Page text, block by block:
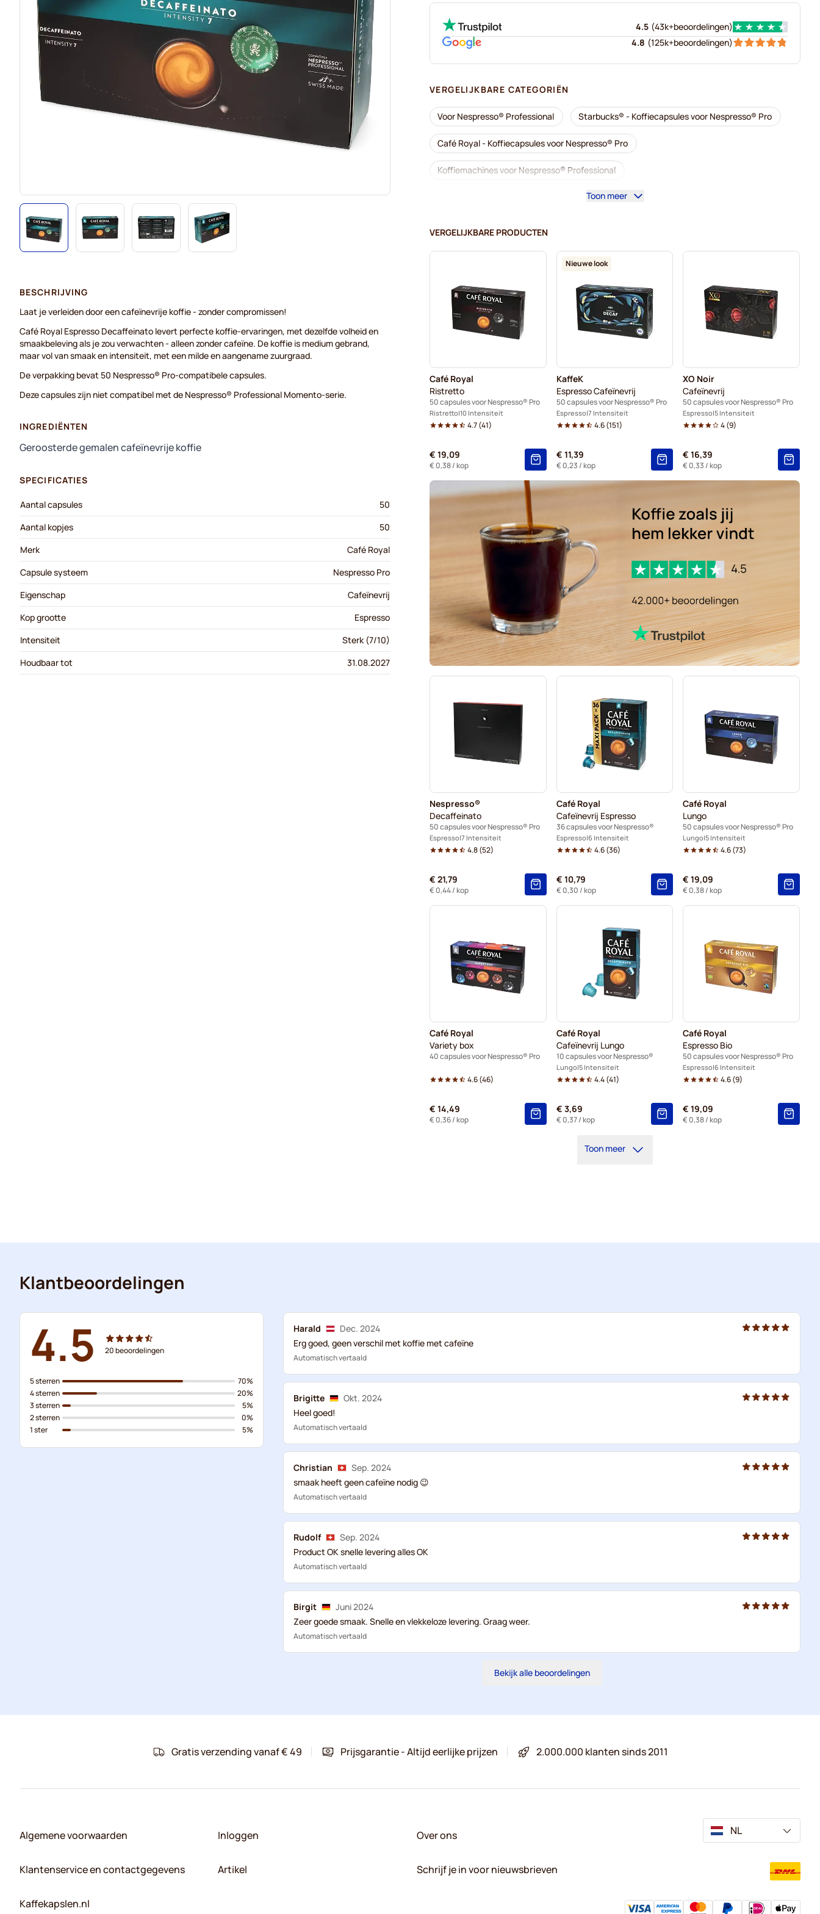
4.5 (43k+beoordelingen)
4.8 (125k+beoordelingen)
VERGELIJKBARE CATEGORIËN
Voor Nespresso® Professional Starbucks® - Koffiecapsules voor Nespresso® Pro
Café Royal - Koffiecapsules voor Nespresso® Pro
Koffiemachines voor Nespresso® Professional
Accessoires voor Nespresso® Professional
Ontkalken en onderhoud voor Nespresso® Pro Capsules voor Nespresso® Pro
Kaffekapslen voor Nespresso® Professional
Toon meer
VERGELIJKBARE PRODUCTEN
Café Royal
Ristretto
50 capsules voor Nespresso® Pro
Ristretto 10 Intensiteit
4.7(41)
€ 19,09
€ 0,38/ kop
Nieuwe look
KaffeK
Espresso Cafeïnevrij
50 capsules voor Nespresso® Pro
Espresso 7 Intensiteit
4.6(151)
€ 11,39
€ 0,23 / kop
XO Noir
Cafeïnevrij
50 capsules voor Nespresso® Pro
Espresso 5 Intensiteit
4(9)
€ 16,39
€ 0,33 / kop
Nespresso®
Decaffeinato
50 capsules voor Nespresso® Pro
Espresso 7 Intensiteit
4.8(52)
€ 21,79
€ 0,44/ kop
Café Royal
Cafeïnevrij Espresso
36 capsules voor Nespresso®
Espresso 6 Intensiteit
4.6(36)
€ 10,79
€ 0,30 / kop
Café Royal
Lungo
50 capsules voor Nespresso® Pro
Lungo 5 Intensiteit
4.6(73)
€ 19,09
€ 0,38/ kop
Café Royal
Variety box
40 capsules voor Nespresso® Pro
4.6(46)
€ 14,49
€ 0,36/ kop
Café Royal
Cafeïnevrij Lungo
10 capsules voor Nespresso®
Lungo 5 Intensiteit
4.4(41)
€ 3,69
€ 0,37/ kop
Café Royal
Espresso Bio
50 capsules voor Nespresso® Pro
Espresso 6 Intensiteit
4.6(9)
€ 19,09
€ 0,38/ kop
Toon meer
BESCHRIJVING
Laat je verleiden door een cafeïnevrije koffie - zonder compromissen!
Café Royal Espresso Decaffeinato levert perfecte koffie-ervaringen, met dezelfde volheid en
smaakbeleving als je zou verwachten - alleen zonder cafeïne. De koffie is medium gebrand,
maar vol van smaak en intensiteit, met een milde en aangename zuurgraad.
De verpakking bevat 50 Nespresso® Pro-compatibele capsules.
Deze capsules zijn niet compatibel met de Nespresso® Professional Momento-serie.
INGREDIËNTEN
Geroosterde gemalen cafeïnevrije koffie
SPECIFICATIES
Aantal capsules
50
Aantal kopjes
50
Merk
Café Royal
Capsule systeem
Nespresso Pro
Eigenschap
Cafeïnevrij
Kop grootte
Espresso
Intensiteit
Sterk (7/10)
Houdbaar tot
31.08.2027
Klantbeoordelingen
4.5 20beoordelingen
5 sterren
4 sterren
3 sterren
2 sterren
1 ster
70%
20%
5%
0%
5%
Harald
Dec. 2024
Erg goed, geen verschil met koffie met cafeïne
Automatisch vertaald
Brigitte
Okt. 2024
Heel goed!
Automatisch vertaald
Christian
Sep. 2024
smaak heeft geen cafeïne nodig 😉
Automatisch vertaald
Rudolf
Sep. 2024
Product OK snelle levering alles OK
Automatisch vertaald
Birgit
Juni 2024
Zeer goede smaak. Snelle en vlekkeloze levering. Graag weer.
Automatisch vertaald
Bekijk alle beoordelingen
Gratis verzending vanaf € 49 Prijsgarantie - Altijd eerlijke prijzen 2.000.000 klanten sinds 2011
Algemene voorwaarden
Klantenservice en contactgegevens
Kaffekapslen.nl
Inloggen
Artikel
Over ons
Schrijf je in voor nieuwsbrieven
NL